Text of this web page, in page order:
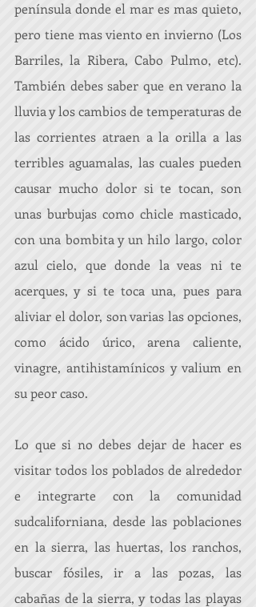
península donde el mar es mas quieto,
pero tiene mas viento en invierno (Los
Barriles, la Ribera, Cabo Pulmo, etc).
También debes saber que en verano la
lluvia y los cambios de temperaturas de
las corrientes atraen a la orilla a las
terribles aguamalas, las cuales pueden
causar mucho dolor si te tocan, son
unas burbujas como chicle masticado,
con una bombita y un hilo largo, color
azul cielo, que donde la veas ni te
acerques, y si te toca una, pues para
aliviar el dolor, son varias las opciones,
como ácido úrico, arena caliente,
vinagre, antihistamínicos y valium en
su peor caso.
Lo que si no debes dejar de hacer es
visitar todos los poblados de alrededor
e integrarte con la comunidad
sudcaliforniana, desde las poblaciones
en la sierra, las huertas, los ranchos,
buscar fósiles, ir a las pozas, las
cabañas de la sierra, y todas las playas